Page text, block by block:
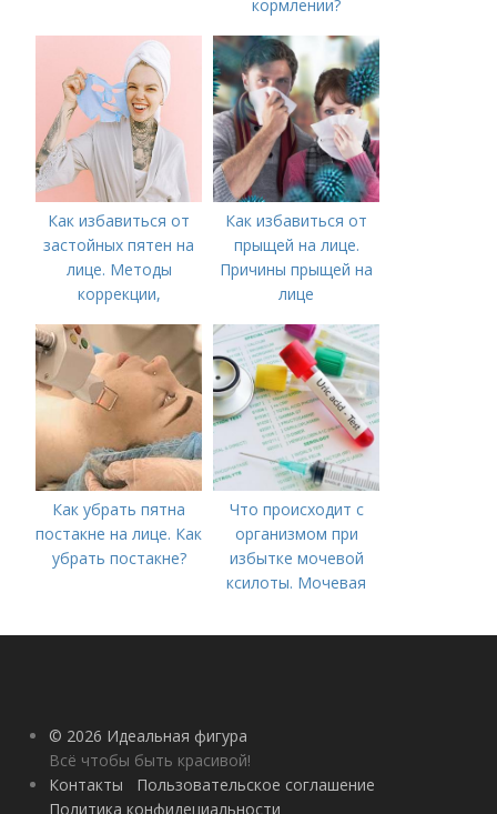
кормлении?
Как избавиться от
застойных пятен на
лице. Методы
коррекции,
акне и удаления
рубцов и шрамов
постакне
Как избавиться от
прыщей на лице.
Причины прыщей на
лице
Как убрать пятна
постакне на лице. Как
убрать постакне?
Что происходит с
организмом при
избытке мочевой
ксилоты. Мочевая
норма и отклонения
© 2026 Идеальная фигура
Всё чтобы быть красивой!
Контакты
Пользовательское соглашение
Политика конфидециальности